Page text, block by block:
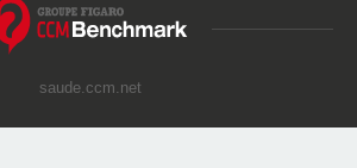
saude.ccm.net